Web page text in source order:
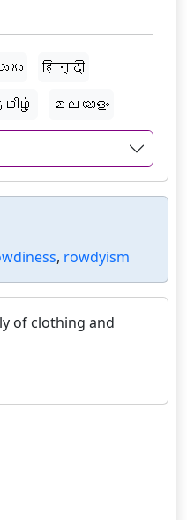
हिन्दी
മലയാളം
, rowdyism
of clothing and